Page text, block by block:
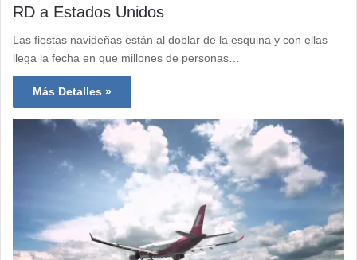
RD a Estados Unidos
Las fiestas navideñas están al doblar de la esquina y con ellas
llega la fecha en que millones de personas…
Más Detalles »